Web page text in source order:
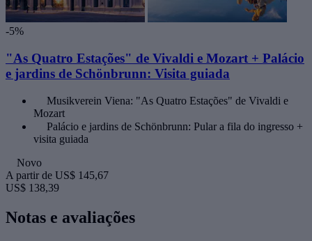
-5%
"As Quatro Estações" de Vivaldi e Mozart + Palácio
e jardins de Schönbrunn: Visita guiada
Musikverein Viena: "As Quatro Estações" de Vivaldi e
Mozart
Palácio e jardins de Schönbrunn: Pular a fila do ingresso +
visita guiada
Novo
A partir de US$ 145,67
US$ 138,39
Notas e avaliações